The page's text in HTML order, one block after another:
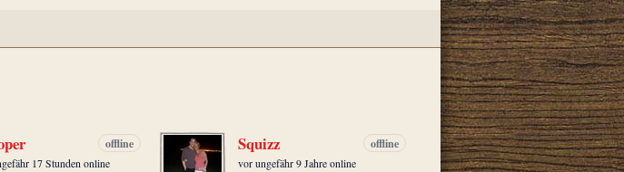
offline
17 Stunden online
Squizz offline
vor ungefähr 9 Jahre online